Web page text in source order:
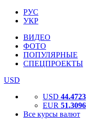
РУС
УКР
ВИДЕО
ФОТО
ПОПУЛЯРНЫЕ
СПЕЦПРОЕКТЫ
USD
USD 44.4723
EUR 51.3096
Все курсы валют